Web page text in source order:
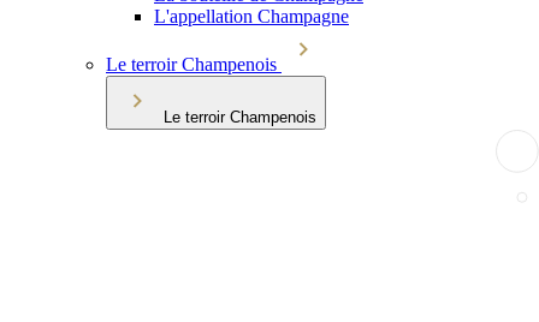
L'appellation Champagne
Le terroir Champenois
Le terroir Champenois